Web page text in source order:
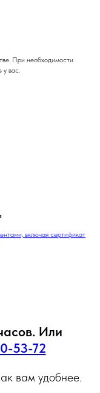
При необходимости
у вас.
включая сертификат
Или
53-72
вам удобнее.